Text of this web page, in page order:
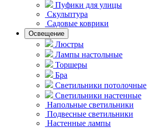
Пуфики для улицы
Скульптура
Садовые коврики
Освещение
Люстры
Лампы настольные
Торшеры
Бра
Светильники потолочные
Светильники настенные
Напольные светильники
Подвесные светильники
Hастенные лампы